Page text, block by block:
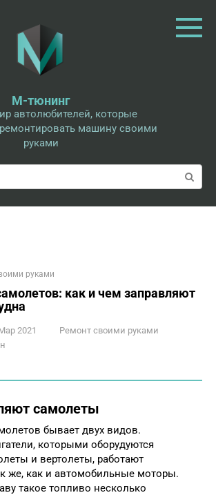
М-тюнинг
автолюбителей, которые
машину своими
руками
руками
как и чем заправляют
2021
Ремонт своими руками
самолеты
бывает двух видов.
которыми оборудуются
и вертолеты, работают
же, как и автомобильные моторы.
такое топливо несколько